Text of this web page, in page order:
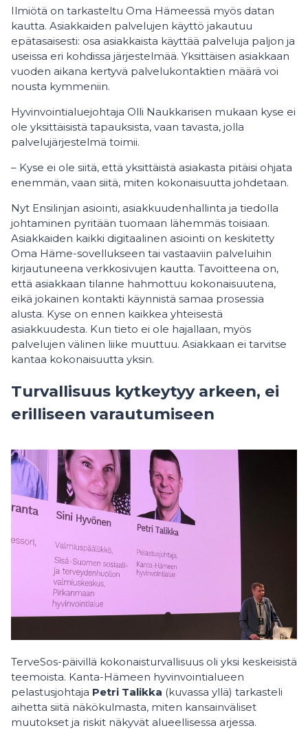
Ilmiötä on tarkasteltu Oma Hämeessä myös datan
kautta. Asiakkaiden palvelujen käyttö jakautuu
epätasaisesti: osa asiakkaista käyttää palveluja paljon ja
useissa eri kohdissa järjestelmää. Yksittäisen asiakkaan
vuoden aikana kertyvä palvelukontaktien määrä voi
nousta kymmeniin.
Hyvinvointialuejohtaja Olli Naukkarisen mukaan kyse ei
ole yksittäisistä tapauksista, vaan tavasta, jolla
palvelujärjestelmä toimii.
– Kyse ei ole siitä, että yksittäistä asiakasta pitäisi ohjata
enemmän, vaan siitä, miten kokonaisuutta johdetaan.
Nyt Ensilinjan asiointi, asiakkuudenhallinta ja tiedolla
johtaminen pyritään tuomaan lähemmäs toisiaan.
Asiakkaiden kaikki digitaalinen asiointi on keskitetty
Oma Häme-sovellukseen tai vastaaviin palveluihin
kirjautuneena verkkosivujen kautta. Tavoitteena on,
että asiakkaan tilanne hahmottuu kokonaisuutena,
eikä jokainen kontakti käynnistä samaa prosessia
alusta. Kyse on ennen kaikkea yhteisestä
asiakkuudesta. Kun tieto ei ole hajallaan, myös
palvelujen välinen liike muuttuu. Asiakkaan ei tarvitse
kantaa kokonaisuutta yksin.
Turvallisuus kytkeytyy arkeen, ei
erilliseen varautumiseen
TerveSos-päivillä kokonaisturvallisuus oli yksi keskeisistä
teemoista. Kanta-Hämeen hyvinvointialueen
pelastusjohtaja Petri Talikka (kuvassa yllä) tarkasteli
aihetta siitä näkökulmasta, miten kansainväliset
muutokset ja riskit näkyvät alueellisessa arjessa.